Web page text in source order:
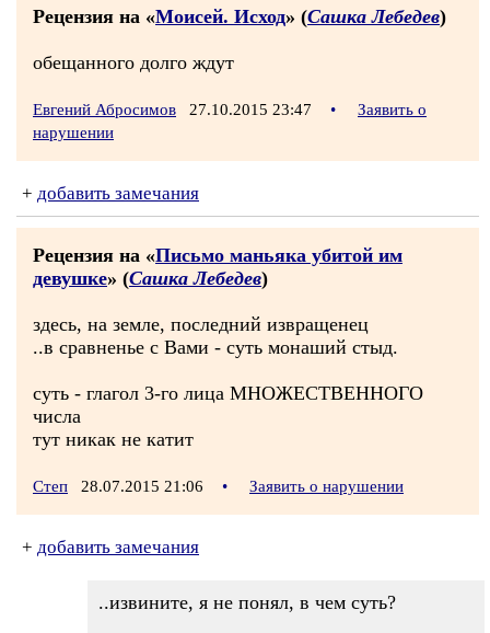
Рецензия на «Моисей. Исход» (Сашка Лебедев)
обещанного долго ждут
Евгений Абросимов 27.10.2015 23:47 •
Заявить о
нарушении
+ добавить замечания
Рецензия на «Письмо маньяка убитой им
девушке» (Сашка Лебедев)
здесь, на земле, последний извращенец
..в сравненье с Вами - суть монаший стыд.
суть - глагол 3-го лица МНОЖЕСТВЕННОГО
числа
тут никак не катит
Степ 28.07.2015 21:06 • Заявить о нарушении
+ добавить замечания
..извините, я не понял, в чем суть?